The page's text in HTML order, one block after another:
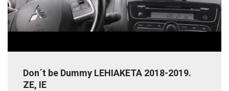
Don´t be Dummy LEHIAKETA 2018-2019.
ZE, IE